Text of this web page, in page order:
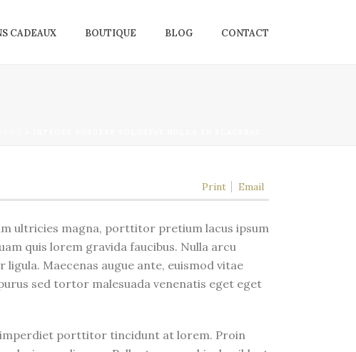
CADEAUX BOUTIQUE BLOG CONTACT
Print Email
ultricies magna, porttitor pretium lacus ipsum
quis lorem gravida faucibus. Nulla arcu
Maecenas augue ante, euismod vitae
sed tortor malesuada venenatis eget eget
imperdiet porttitor tincidunt at lorem. Proin